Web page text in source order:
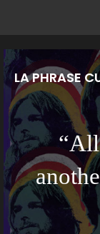
LA PHRASE